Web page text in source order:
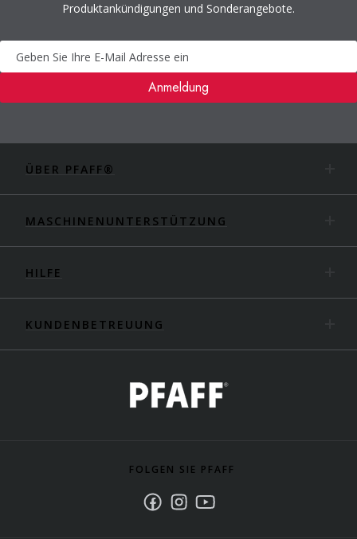
Produktankündigungen und Sonderangebote.
Newsletter
Anmeldung
ÜBER PFAFF®
MASCHINENUNTERSTÜTZUNG
HILFE
KUNDENBETREUUNG
FOLGEN SIE PFAFF